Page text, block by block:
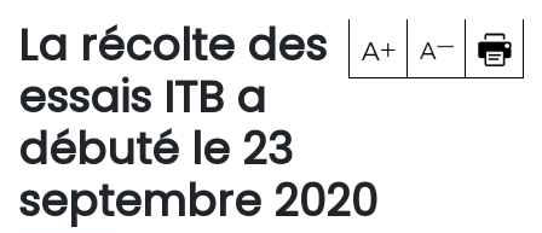
La récolte des
essais ITB a
débuté le 23
septembre 2020